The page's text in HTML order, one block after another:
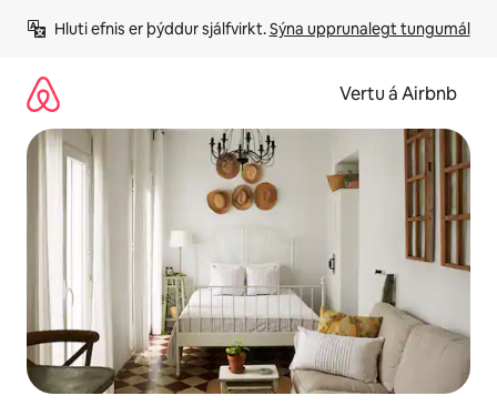
beint
Hluti efnis er þýddur sjálfvirkt. Sýna upprunalegt tungumál
Vertu á Airbnb